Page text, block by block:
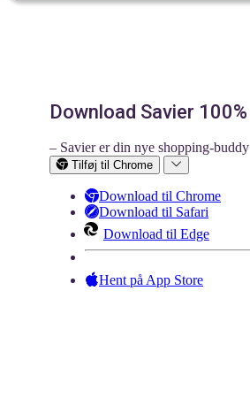
Download Savier
– Savier er din nye shopping-buddy
Tilføj til Chrome
Download til Chrome
Download til Safari
Download til Edge
Hent på App Store